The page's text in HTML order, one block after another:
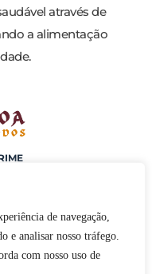
de navegação,
e analisar nosso tráfego.
com nosso uso de
através de
a alimentação
em nome de Chef
onde você encontre este
pirateados. NÃO adquira
a qualidade de ensino que
no marketing digital com
por compras